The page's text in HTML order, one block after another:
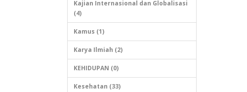
Kajian Internasional dan Globalisasi
(4)
Kamus (1)
Karya Ilmiah (2)
KEHIDUPAN (0)
Kesehatan (33)